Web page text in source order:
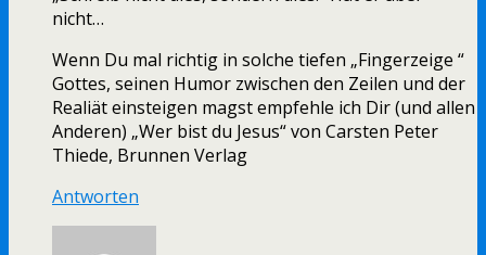
nicht…
Wenn Du mal richtig in solche tiefen „Fingerzeige “
Gottes, seinen Humor zwischen den Zeilen und der
Realiät einsteigen magst empfehle ich Dir (und allen
Anderen) „Wer bist du Jesus“ von Carsten Peter
Thiede, Brunnen Verlag
Antworten